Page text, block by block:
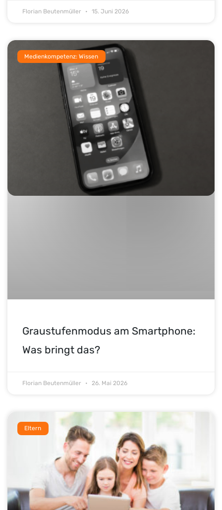
Florian Beutenmüller 15. Juni 2026
Medienkompetenz: Wissen
Graustufenmodus am Smartphone:
Was bringt das?
Florian Beutenmüller 26. Mai 2026
Eltern